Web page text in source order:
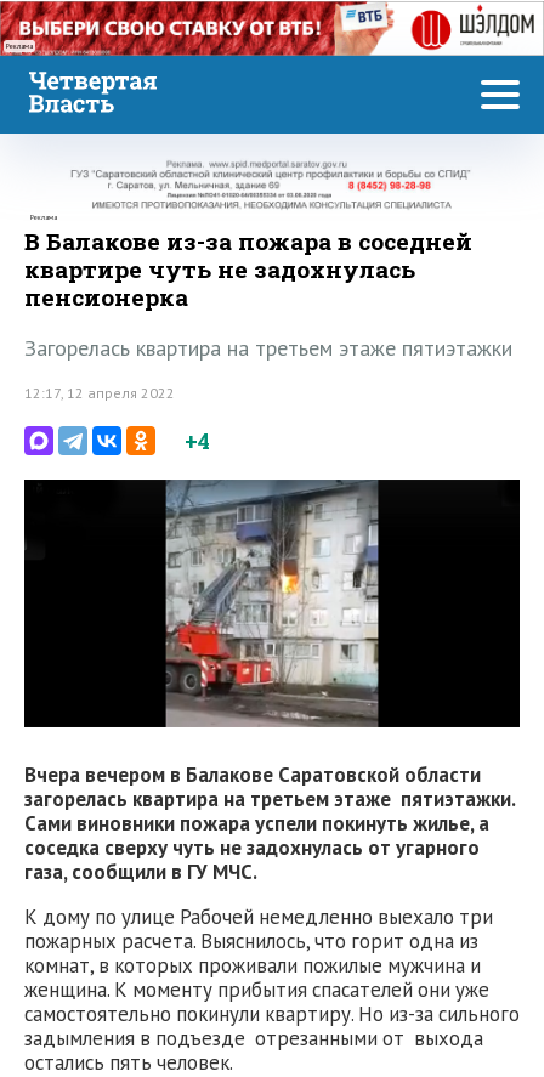
Реклама
Реклама
В Балакове из-за пожара в соседней
квартире чуть не задохнулась
пенсионерка
Загорелась квартира на третьем этаже пятиэтажки
12:17, 12 апреля 2022
+4
Вчера вечером в Балакове Саратовской области
загорелась квартира на третьем этаже пятиэтажки.
Сами виновники пожара успели покинуть жилье, а
соседка сверху чуть не задохнулась от угарного
газа, сообщили в ГУ МЧС.
К дому по улице Рабочей немедленно выехало три
пожарных расчета. Выяснилось, что горит одна из
комнат, в которых проживали пожилые мужчина и
женщина. К моменту прибытия спасателей они уже
самостоятельно покинули квартиру. Но из-за сильного
задымления в подъезде отрезанными от выхода
остались пять человек.